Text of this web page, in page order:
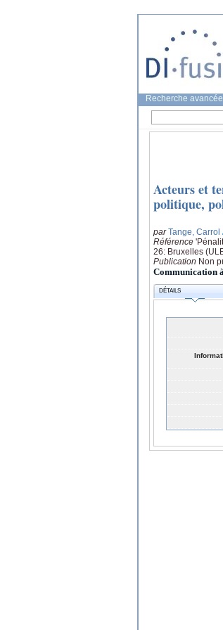
Recherche avancée
Acteurs et
politique,
parTange, Carrol
Référence
26: Bruxelles
Publication Non
Communication
DÉTAILS